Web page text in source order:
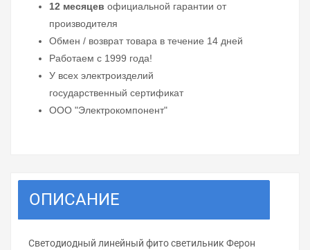
12 месяцев официальной гарантии от
производителя
Обмен / возврат товара в течение 14 дней
Работаем с 1999 года!
У всех электроизделий
государственный сертификат
ООО "Электрокомпонент"
ОПИСАНИЕ
Светодиодный линейный фито светильник Ферон